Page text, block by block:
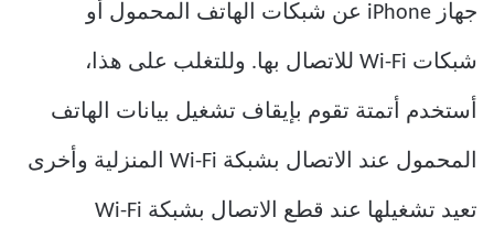
جهاز iPhone عن شبكات الهاتف المحمول أو
شبكات Wi-Fi للاتصال بها. وللتغلب على هذا،
أستخدم أتمتة تقوم بإيقاف تشغيل بيانات الهاتف
المحمول عند الاتصال بشبكة Wi-Fi المنزلية وأخرى
تعيد تشغيلها عند قطع الاتصال بشبكة Wi-Fi